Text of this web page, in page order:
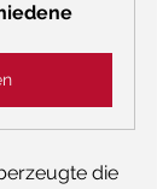
die